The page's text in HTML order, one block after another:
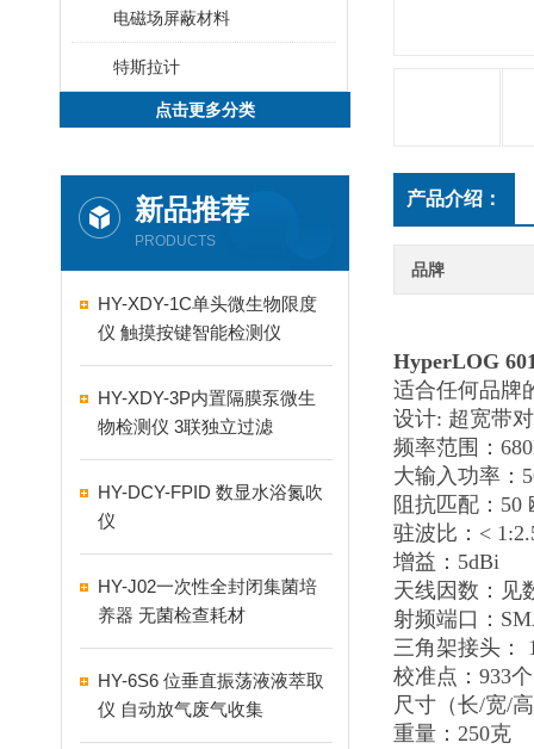
电磁场屏蔽材料
特斯拉计
点击更多分类
新品推荐
PRODUCTS
HY-XDY-1C单头微生物限度
仪 触摸按键智能检测仪
HY-XDY-3P内置隔膜泵微生
物检测仪 3联独立过滤
HY-DCY-FPID 数显水浴氮吹
仪
HY-J02一次性全封闭集菌培
养器 无菌检查耗材
HY-6S6 位垂直振荡液液萃取
仪 自动放气废气收集
产品介绍：
品牌
HyperLOG
适合任何品牌
设计: 超宽带
频率范围：
大输入功率：
阻抗匹配：50
驻波比：<
增益：5dBi
天线因数：见
射频端口：
三角架接头：
校准点：933
尺寸（长/宽/
重量：250克